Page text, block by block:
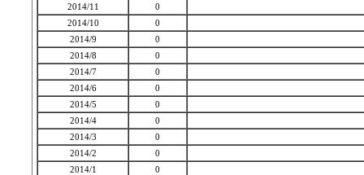
2014/11
0
2014/10
0
2014/9
0
2014/8
0
2014/7
0
2014/6
0
2014/5
0
2014/4
0
2014/3
0
2014/2
0
2014/1
0